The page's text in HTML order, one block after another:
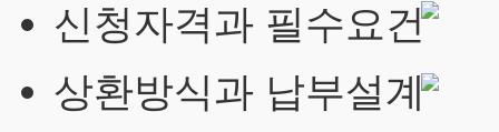
신청자격과 필수요건
상환방식과 납부설계